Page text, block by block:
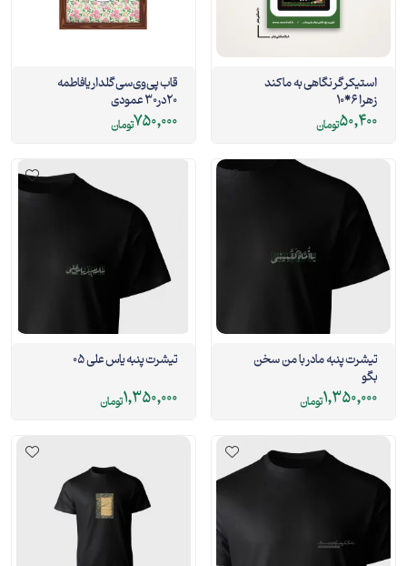
استیکر گر نگاهی به ما کند
زهرا 6*10
50,400تومان
قاب پی‌وی‌سی گلدار یافاطمه
20در30 عمودی
750,000تومان
تیشرت پنبه مادر با من سخن
بگو
1,350,000تومان
تیشرت پنبه یاس علی 05
1,350,000تومان